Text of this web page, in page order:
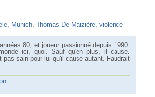
, Munich, Thomas De Maizière, violence
80, et joueur passionné depuis 1990.
ici, quoi. Sauf qu'en plus, il cause.
pas sain pour lui qu'il cause autant. Faudrait